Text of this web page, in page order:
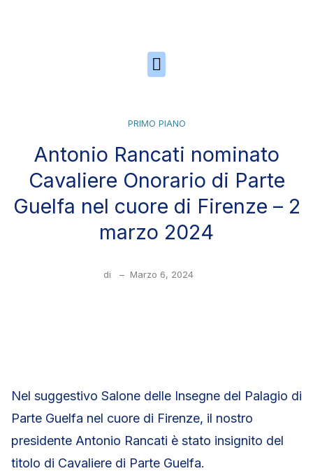
PRIMO PIANO
Antonio Rancati nominato
Cavaliere Onorario di Parte
Guelfa nel cuore di Firenze – 2
marzo 2024
di – Marzo 6, 2024
Nel suggestivo Salone delle Insegne del Palagio di
Parte Guelfa nel cuore di Firenze, il nostro
presidente Antonio Rancati è stato insignito del
titolo di Cavaliere di Parte Guelfa.